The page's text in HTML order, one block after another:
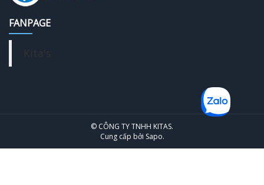
FANPAGE
© CÔNG TY TNHH KITAS.
Cung cấp bởi Sapo.